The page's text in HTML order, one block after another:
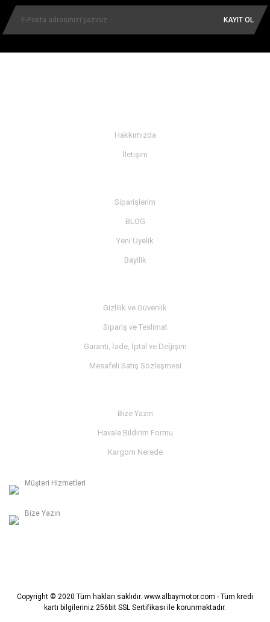
KAYIT OL
Hakkımızda
İletişim
Siparişlerim
BLOG
Yeni Üyelik
Bayilik
Gizlilik ve Güvenlik
Sipariş ve Teslimat
Garanti, İade, İptal ve Değişim
Mesafeli Satış Sözleşmesi
Bize Yazın
Havale Bildirim Formu
Kargom Nerede
Müşteri Hizmetleri
Bize Yazın
Copyright © 2020 Tüm hakları saklıdır. www.albaymotor.com - Tüm kredi
kartı bilgileriniz 256bit SSL Sertifikası ile korunmaktadır.